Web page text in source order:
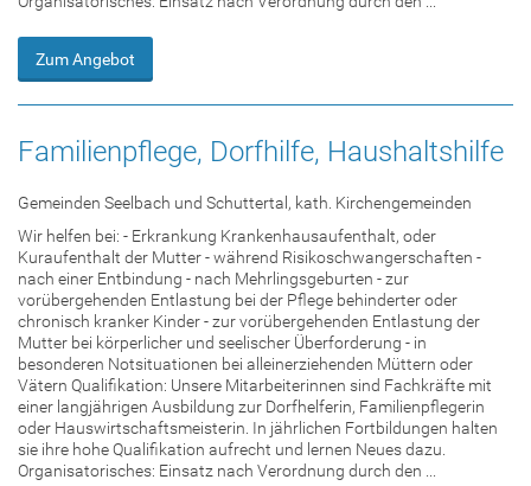
Zum Angebot
Familienpflege, Dorfhilfe, Haushaltshilfe
Gemeinden Seelbach und Schuttertal, kath. Kirchengemeinden
Wir helfen bei: - Erkrankung Krankenhausaufenthalt, oder
Kuraufenthalt der Mutter - während Risikoschwangerschaften -
nach einer Entbindung - nach Mehrlingsgeburten - zur
vorübergehenden Entlastung bei der Pflege behinderter oder
chronisch kranker Kinder - zur vorübergehenden Entlastung der
Mutter bei körperlicher und seelischer Überforderung - in
besonderen Notsituationen bei alleinerziehenden Müttern oder
Vätern Qualifikation: Unsere Mitarbeiterinnen sind Fachkräfte mit
einer langjährigen Ausbildung zur Dorfhelferin, Familienpflegerin
oder Hauswirtschaftsmeisterin. In jährlichen Fortbildungen halten
sie ihre hohe Qualifikation aufrecht und lernen Neues dazu.
Organisatorisches: Einsatz nach Verordnung durch den ...